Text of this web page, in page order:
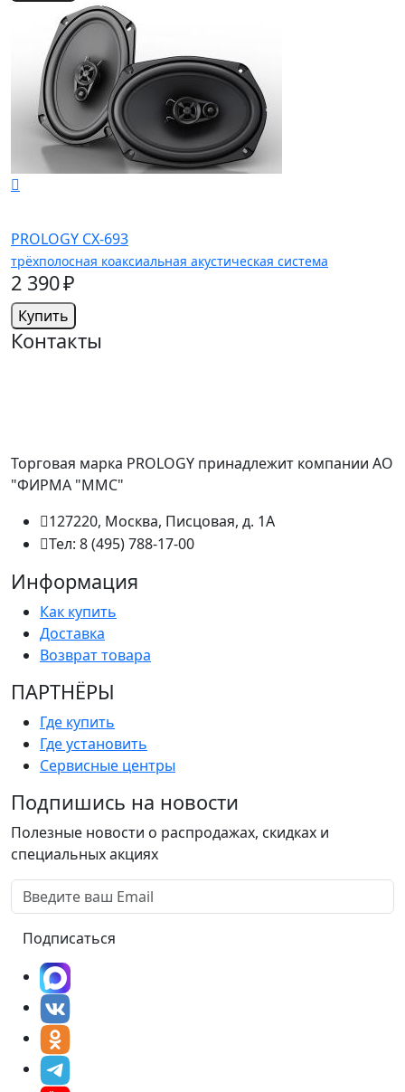
PROLOGY CX-693
трёхполосная коаксиальная акустическая система
2 390 ₽
Купить
Контакты
Торговая марка PROLOGY принадлежит компании АО
"ФИРМА "ММС"
127220, Москва, Писцовая, д. 1А
Тел: 8 (495) 788-17-00
Информация
Как купить
Доставка
Возврат товара
ПАРТНËРЫ
Где купить
Где установить
Сервисные центры
Подпишись на новости
Полезные новости о распродажах, скидках и
специальных акциях
Подписаться